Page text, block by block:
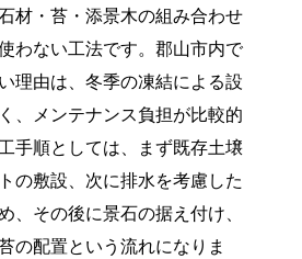
材・苔・添景木の組み合わせ
わない工法です。郡山市内で
理由は、冬季の凍結による設
、メンテナンス負担が比較的
手順としては、まず既存土壌
の敷設、次に排水を考慮した
、その後に景石の据え付け、
の配置という流れになりま